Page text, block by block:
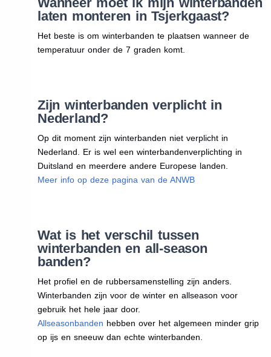
laten monteren in Tsjerkgaast?
Het beste is om winterbanden te plaatsen wanneer de
temperatuur onder de 7 graden komt.
Zijn winterbanden verplicht in
Nederland?
Op dit moment zijn winterbanden niet verplicht in
Nederland. Er is wel een winterbandenverplichting in
Duitsland en meerdere andere Europese landen.
Meer info op deze pagina van de ANWB
Wat is het verschil tussen
winterbanden en all-season
banden?
Het profiel en de rubbersamenstelling zijn anders.
Winterbanden zijn voor de winter en allseason voor
gebruik het hele jaar door.
Allseasonbanden hebben over het algemeen minder grip
op ijs en sneeuw dan echte winterbanden.